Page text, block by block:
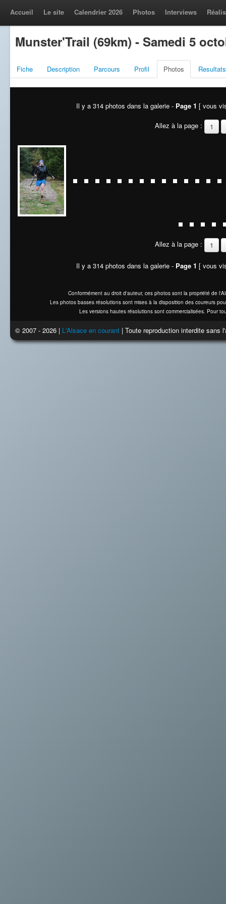
Accueil Le site Calendrier 2026 Photos Interviews
Munster'Trail (69km) - Samedi 5
Fiche Description Parcours Profil Photos Resultats
Il y a 314 photos dans la galerie - Page 1 [ vous
Allez à la page : 1
Allez à la page : 1
Il y a 314 photos dans la galerie - Page 1 [ vous
Conformément au droit d'auteur, ces photos sont la propriété de
Les photos basses résolutions sont mises à la disposition des coureurs
Les versions hautes résolutions sont commercialisées. Pour
© 2007 - 2026 | L'Alsace en courant | Toute reproduction interdite sans